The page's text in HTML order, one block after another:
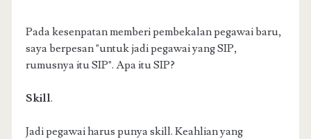
Pada kesenpatan memberi pembekalan pegawai baru,
saya berpesan "untuk jadi pegawai yang SIP,
rumusnya itu SIP". Apa itu SIP?
Skill.
Jadi pegawai harus punya skill. Keahlian yang